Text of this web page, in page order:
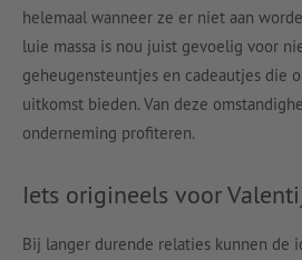
helemaal wanneer ze er niet aan
luie massa is nou juist gevoelig voor
geheugensteuntjes en cadeautjes die
uitkomst bieden. Van deze
onderneming profiteren.
Iets origineels voor
Bij langer durende relaties kunnen de